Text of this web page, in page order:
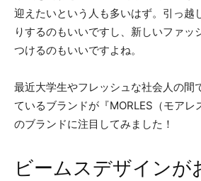
迎えたいという人も多いはず。引っ越
りするのもいいですし、新しいファッ
つけるのもいいですよね。
最近大学生やフレッシュな社会人の間
ているブランドが『MORLES（モアレ
のブランドに注目してみました！
ビームスデザインが